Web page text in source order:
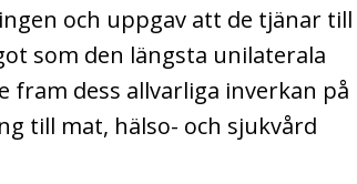
och uppgav att de tjänar till
som den längsta unilaterala
dess allvarliga inverkan på
till mat, hälso- och sjukvård